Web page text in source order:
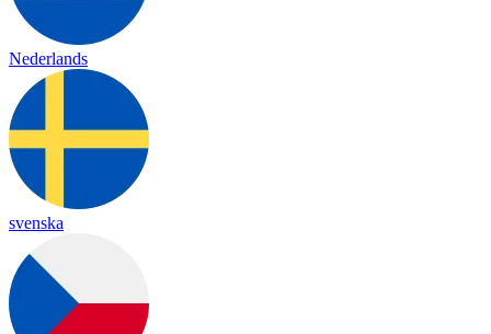
Nederlands
svenska